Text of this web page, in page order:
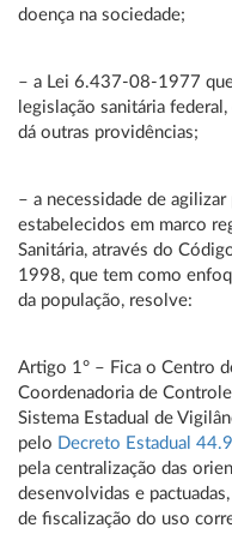
doença na sociedade;
– a Lei 6.437-08-1977
legislação sanitária
dá outras providências;
– a necessidade de
estabelecidos em marco
Sanitária, através do
1998, que tem como
da população, resolve:
Artigo 1° – Fica o Centro
Coordenadoria de
Sistema Estadual de
pelo Decreto Estadual
pela centralização das
desenvolvidas e
de fiscalização do uso